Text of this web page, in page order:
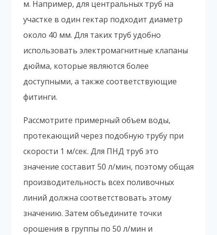
м. Например, для центральных труб на
участке в один гектар подходит диаметр
около 40 мм. Для таких труб удобно
использовать электромагнитные клапаны
дюйма, которые являются более
доступными, а также соответствующие
фитинги.
Рассмотрите примерный объем воды,
протекающий через подобную трубу при
скорости 1 м/сек. Для ПНД труб это
значение составит 50 л/мин, поэтому общая
производительность всех поливочных
линий должна соответствовать этому
значению. Затем объедините точки
орошения в группы по 50 л/мин и